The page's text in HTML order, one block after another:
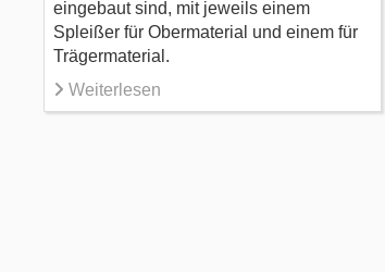
eingebaut sind, mit jeweils einem
Spleißer für Obermaterial und einem für
Trägermaterial.
Weiterlesen